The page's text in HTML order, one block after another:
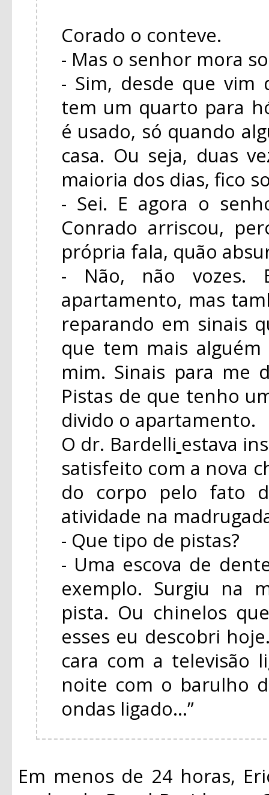
Corado o conteve.
- Mas o senhor mora
- Sim, desde que vim
tem um quarto para
é usado, só quando
casa. Ou seja, duas
maioria dos dias, fico
- Sei. E agora o
Conrado arriscou,
própria fala, quão
- Não, não vozes.
apartamento, mas
reparando em sinais
que tem mais
mim. Sinais para me
Pistas de que tenho
divido o apartamento.
O dr. Bardelli estava
satisfeito com a nova
do corpo pelo fato
atividade na
- Que tipo de pistas?
- Uma escova de
exemplo. Surgiu na
pista. Ou chinelos
esses eu descobri
cara com a televisão
noite com o barulho
ondas ligado...”
Em menos de 24 horas,